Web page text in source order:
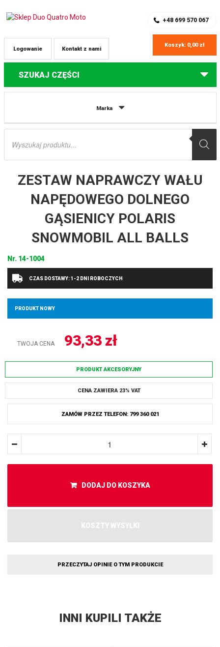
+48 699 570 067
Kontakt z nami
Logowanie
Koszyk: 0,00 zł
SZUKAJ CZĘŚCI
Marka
Wyszukiwarka
Części do quadów Polaris
ZESTAW NAPRAWCZY WAŁU
NAPĘDOWEGO DOLNEGO
GĄSIENICY POLARIS
SNOWMOBIL ALL BALLS
Nr. 14-1004
CZAS DOSTAWY: 1-2 DNI ROBOCZYCH
PRODUKT NOWY
TWOJA CENA 93,33 zł
PRODUKT AKCESORYJNY
CENA ZAWIERA 23% VAT
ZAMÓW PRZEZ TELEFON: 799 360 021
DODAJ DO KOSZYKA
KOSZTY WYSYŁKI
PRZECZYTAJ OPINIE O TYM PRODUKCIE
INNI KUPILI TAKŻE